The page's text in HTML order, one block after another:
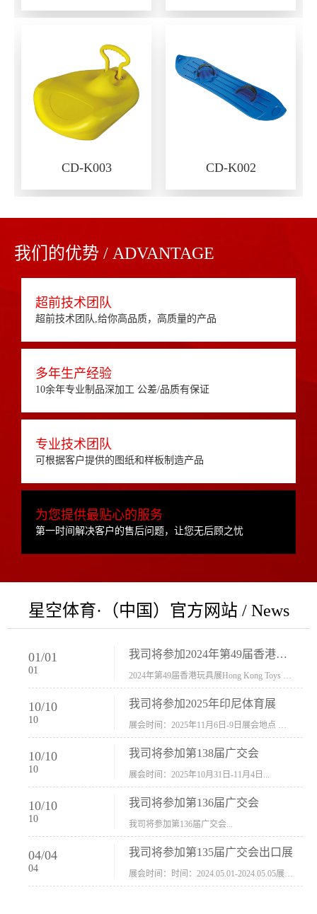
CD-K003 CD-K002
我们的优势 / ADVANTAGE
超前技术团队
超前技术团队,给你高品质，高质量的产品
多年生产经验
10余年专业制品深加工 公差/品质有保证
专业技术团队
可根据客户提供的图纸和样板制造产品
为您提供最贴心的服务
第一时间解决客户的售后问题，让您无后顾之忧
星空体育·（中国）官方网站 / News
01/01
01
我司将参加2024年第49届香港玩具展Hong Kong Toys & Games Fair 欢迎新···
10/10
10
我司将参加2025年印尼体育展
10/10
10
我司将参加第138届广交会
展会时间：2025年10月31日-11月4日...
10/10
10
我司将参加第136届广交会
我司将参加第136届广交会...
04/04
04
我司将参加第135届广交会出口展
展会时间：时间：2024.05.01-2024.05.05展会地址：中国进出口商品交易会展馆福建康莱宝公司展位号12.1G37-38、H11-12，浙江康莱宝展位号17.1B23-24、C19-20...